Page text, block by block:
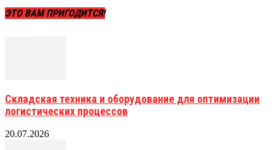
ЭТО ВАМ ПРИГОДИТСЯ!
Складская техника и оборудование для оптимизации
логистических процессов
20.07.2026